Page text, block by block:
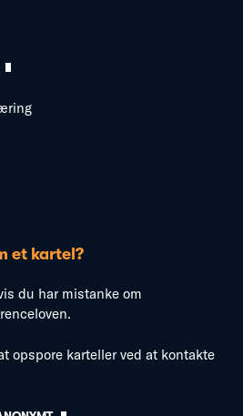
et kartel?
du har mistanke om
opspore karteller ved at kontakte